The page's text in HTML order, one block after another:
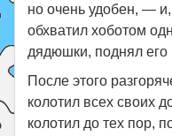
но очень удобен, —
обхватил хоботом
дядюшки, поднял его
После этого
колотил всех своих
колотил до тех пор,